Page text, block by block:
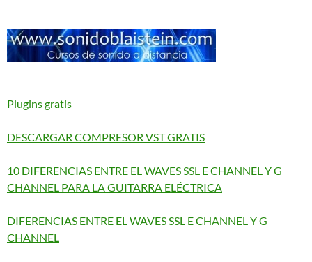
Plugins gratis
DESCARGAR COMPRESOR VST GRATIS
10 DIFERENCIAS ENTRE EL WAVES SSL E CHANNEL Y G
CHANNEL PARA LA GUITARRA ELÉCTRICA
DIFERENCIAS ENTRE EL WAVES SSL E CHANNEL Y G
CHANNEL